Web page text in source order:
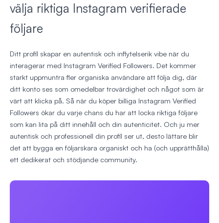
välja riktiga Instagram verifierade
följare
Ditt profil skapar en autentisk och inflytelserik vibe när du
interagerar med Instagram Verified Followers. Det kommer
starkt uppmuntra fler organiska användare att följa dig, där
ditt konto ses som omedelbar trovärdighet och något som är
värt att klicka på. Så när du köper billiga Instagram Verified
Followers ökar du varje chans du har att locka riktiga följare
som kan lita på ditt innehåll och din autenticitet. Och ju mer
autentisk och professionell din profil ser ut, desto lättare blir
det att bygga en följarskara organiskt och ha (och upprätthålla)
ett dedikerat och stödjande community.